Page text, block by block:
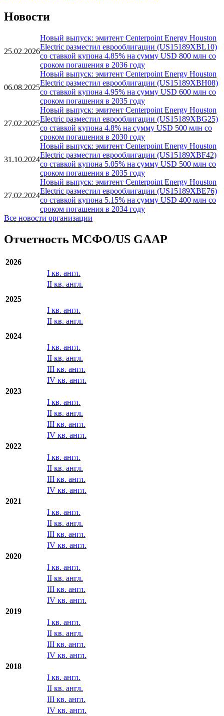
Новости
25.02.2026
Новый выпуск: эмитент Centerpoint Energy Houston
Electric разместил еврооблигации (US15189XBL10)
со ставкой купона 4.85% на сумму USD 800 млн со
сроком погашения в 2036 году
06.08.2025
Новый выпуск: эмитент Centerpoint Energy Houston
Electric разместил еврооблигации (US15189XBH08)
со ставкой купона 4.95% на сумму USD 600 млн со
сроком погашения в 2035 году
27.02.2025
Новый выпуск: эмитент Centerpoint Energy Houston
Electric разместил еврооблигации (US15189XBG25)
со ставкой купона 4.8% на сумму USD 500 млн со
сроком погашения в 2030 году
31.10.2024
Новый выпуск: эмитент Centerpoint Energy Houston
Electric разместил еврооблигации (US15189XBF42)
со ставкой купона 5.05% на сумму USD 500 млн со
сроком погашения в 2035 году
27.02.2024
Новый выпуск: эмитент Centerpoint Energy Houston
Electric разместил еврооблигации (US15189XBE76)
со ставкой купона 5.15% на сумму USD 400 млн со
сроком погашения в 2034 году
Все новости организации
Отчетность МСФО/US GAAP
2026
I кв. англ.
II кв. англ.
2025
I кв. англ.
II кв. англ.
2024
I кв. англ.
II кв. англ.
III кв. англ.
IV кв. англ.
2023
I кв. англ.
II кв. англ.
III кв. англ.
IV кв. англ.
2022
I кв. англ.
II кв. англ.
III кв. англ.
IV кв. англ.
2021
I кв. англ.
II кв. англ.
III кв. англ.
IV кв. англ.
2020
I кв. англ.
II кв. англ.
III кв. англ.
IV кв. англ.
2019
I кв. англ.
II кв. англ.
III кв. англ.
IV кв. англ.
2018
I кв. англ.
II кв. англ.
III кв. англ.
IV кв. англ.